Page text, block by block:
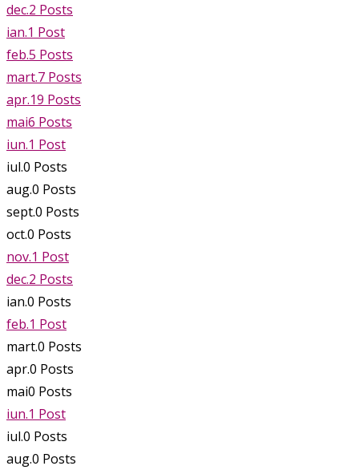
dec.2 Posts
ian.1 Post
feb.5 Posts
mart.7 Posts
apr.19 Posts
mai6 Posts
iun.1 Post
iul.0 Posts
aug.0 Posts
sept.0 Posts
oct.0 Posts
nov.1 Post
dec.2 Posts
ian.0 Posts
feb.1 Post
mart.0 Posts
apr.0 Posts
mai0 Posts
iun.1 Post
iul.0 Posts
aug.0 Posts